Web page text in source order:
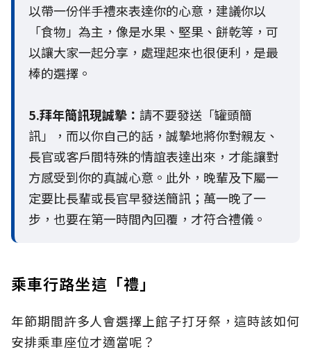
以帶一份伴手禮來表達你的心意，建議你以
「食物」為主，像是水果、堅果、餅乾等，可
以讓大家一起分享，處理起來也很便利，是最
棒的選擇。
5.拜年簡訊現誠摯： 請不要發送「罐頭簡
訊」，而以你自己的話，誠摯地將你對親友、
長官或客戶間特殊的情誼表達出來，才能讓對
方感受到你的真誠心意。此外，晚輩及下屬一
定要比長輩或長官早發送簡訊；萬一晚了一
步，也要在第一時間內回覆，才符合禮儀。
乘車行路坐這「禮」
年節期間許多人會選擇上館子打牙祭，這時該如何
安排乘車座位才適當呢？